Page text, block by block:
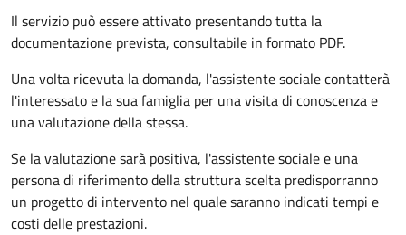
Il servizio può essere attivato presentando tutta la
documentazione prevista, consultabile in formato PDF.
Una volta ricevuta la domanda, l'assistente sociale contatterà
l'interessato e la sua famiglia per una visita di conoscenza e
una valutazione della stessa.
Se la valutazione sarà positiva, l'assistente sociale e una
persona di riferimento della struttura scelta predisporranno
un progetto di intervento nel quale saranno indicati tempi e
costi delle prestazioni.